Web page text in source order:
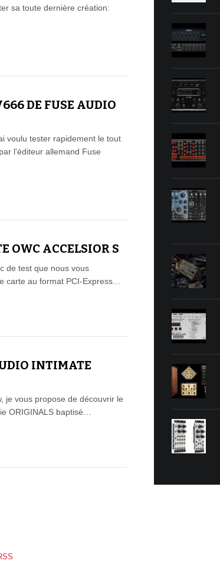
sa toute dernière création:
DE FUSE AUDIO
voulu tester rapidement le tout
l'éditeur allemand Fuse
OWC ACCELSIOR S
de test que nous vous
carte au format PCI-Express…
INTIMATE
je vous propose de découvrir le
ORIGINALS baptisé…